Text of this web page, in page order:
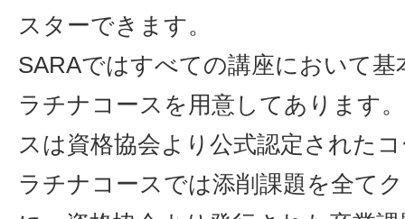
スターできます。
SARAではすべての講座において基
ラチナコースを用意してあります
スは資格協会より公式認定された
ラチナコースでは添削課題を全て